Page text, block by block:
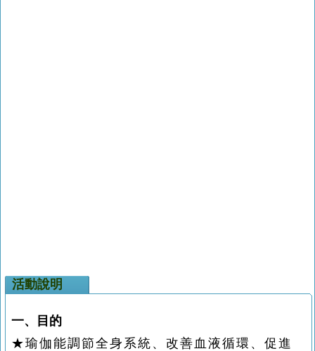
活動說明
一、目的
★瑜伽能調節全身系統、改善血液循環、促進